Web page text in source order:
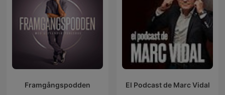
Framgångspodden El Podcast de Marc Vidal